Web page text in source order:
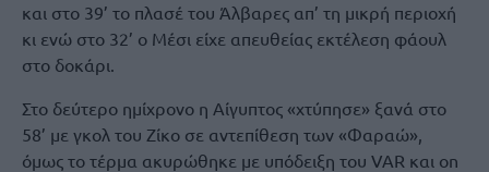
και στο 39’ το πλασέ του Άλβαρες απ’ τη μικρή περιοχή
κι ενώ στο 32’ ο Μέσι είχε απευθείας εκτέλεση φάουλ
στο δοκάρι.
Στο δεύτερο ημίχρονο η Αίγυπτος «χτύπησε» ξανά στο
58’ με γκολ του Ζίκο σε αντεπίθεση των «Φαραώ»,
όμως το τέρμα ακυρώθηκε με υπόδειξη του VAR και on